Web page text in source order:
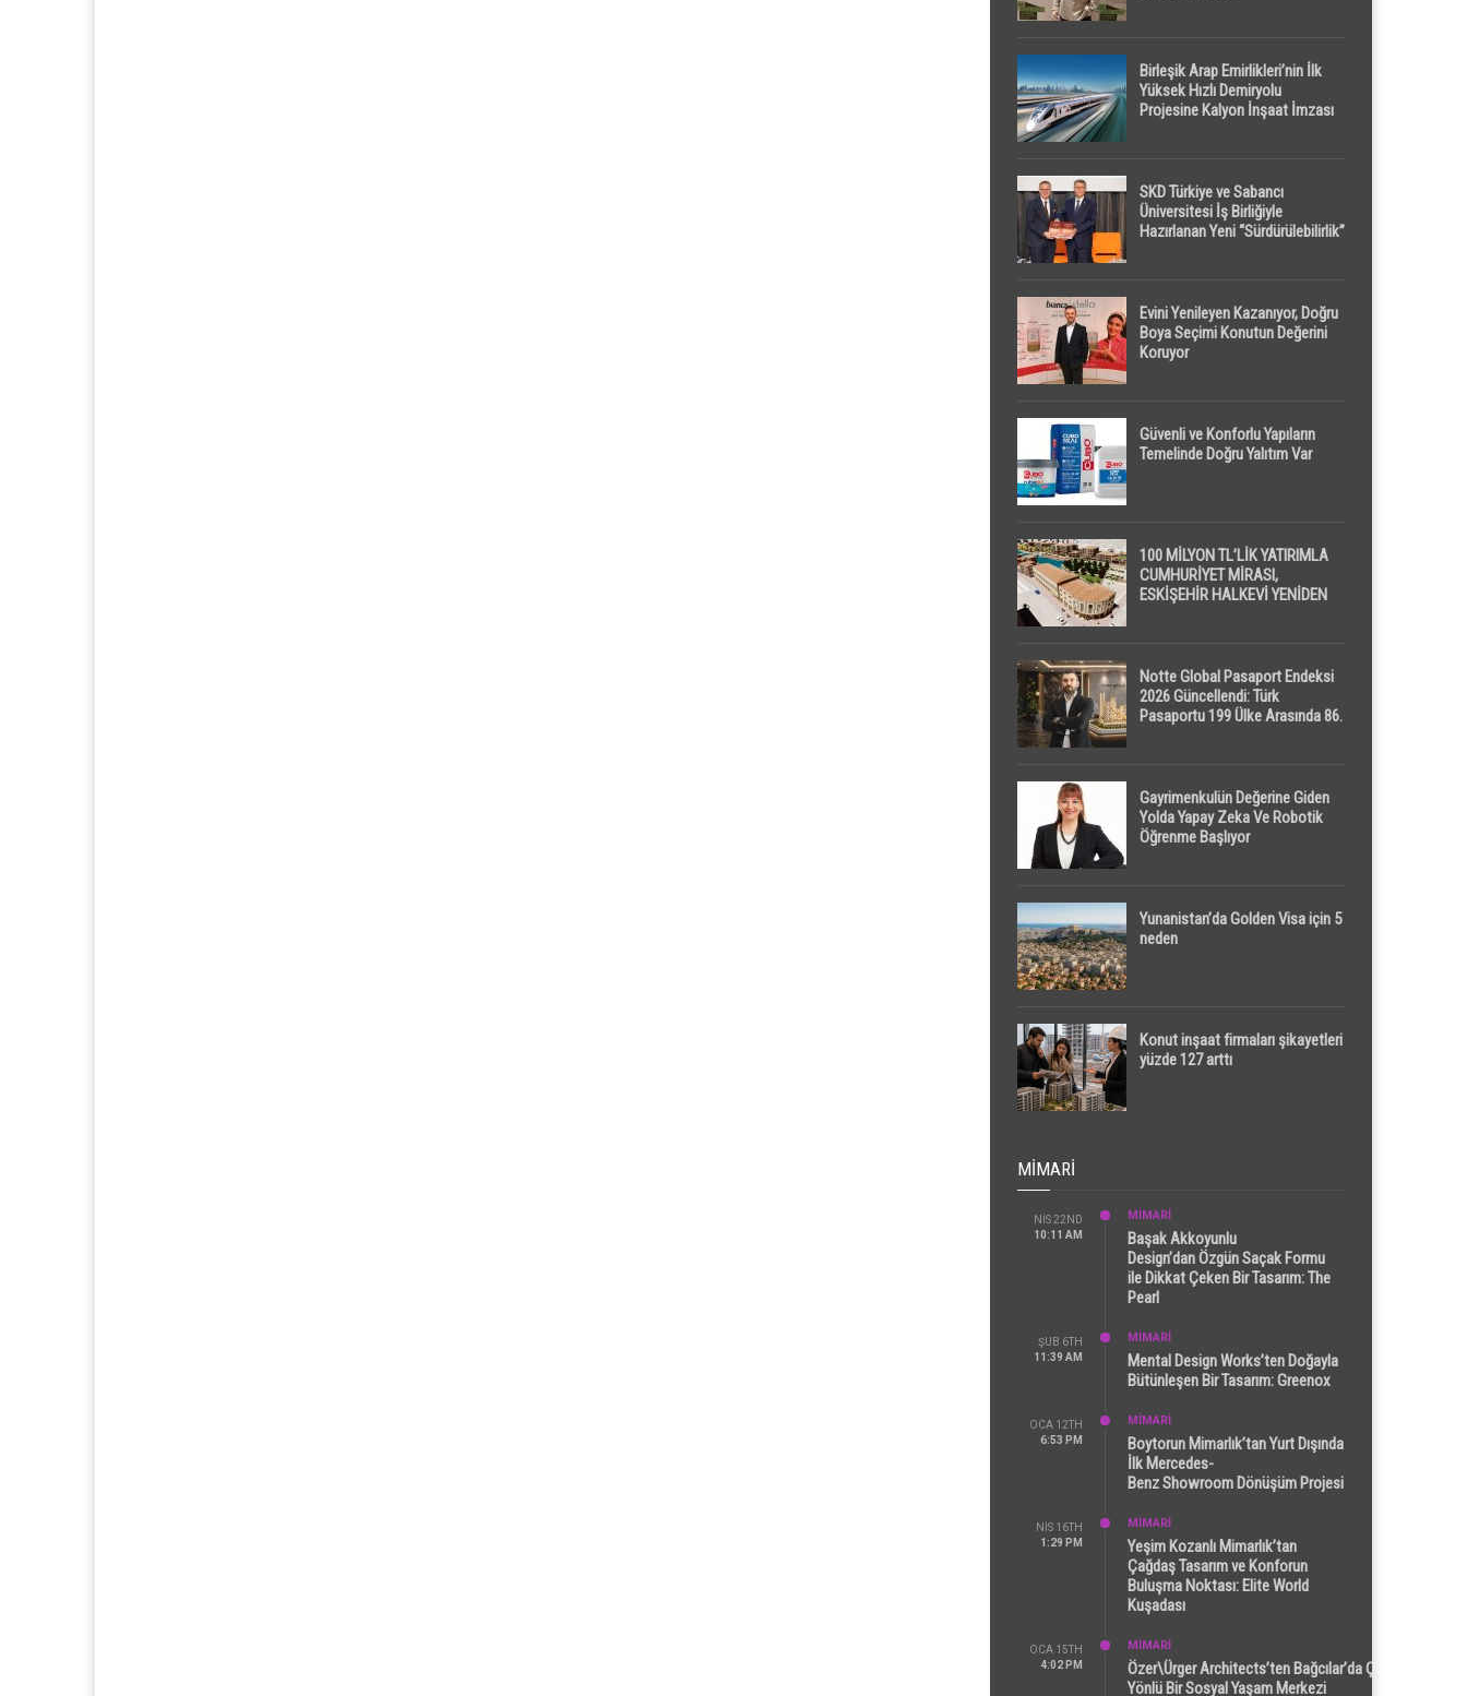
Birleşik Arap Emirlikleri’nin İlk
Yüksek Hızlı Demiryolu
Projesine Kalyon İnşaat İmzası
SKD Türkiye ve Sabancı
Üniversitesi İş Birliğiyle
Hazırlanan Yeni “Sürdürülebilirlik”
Evini Yenileyen Kazanıyor, Doğru
Boya Seçimi Konutun Değerini
Koruyor
Güvenli ve Konforlu Yapıların
Temelinde Doğru Yalıtım Var
100 MİLYON TL’LİK YATIRIMLA
CUMHURİYET MİRASI,
ESKİŞEHİR HALKEVİ YENİDEN
Notte Global Pasaport Endeksi
2026 Güncellendi: Türk
Pasaportu 199 Ülke Arasında 86.
Gayrimenkulün Değerine Giden
Yolda Yapay Zeka Ve Robotik
Öğrenme Başlıyor
Yunanistan’da Golden Visa için 5
neden
Konut inşaat firmaları şikayetleri
yüzde 127 arttı
MIMARI
NIS 22ND
10:11 AM
MİMARİ
Başak Akkoyunlu
Design’dan Özgün Saçak Formu
ile Dikkat Çeken Bir Tasarım: The
Pearl
ŞUB 6TH
11:39 AM
MİMARİ
Mental Design Works’ten Doğayla
Bütünleşen Bir Tasarım: Greenox
OCA 12TH
6:53 PM
MİMARİ
Boytorun Mimarlık’tan Yurt Dışında
İlk Mercedes-
Benz Showroom Dönüşüm Projesi
NIS 16TH
1:29 PM
MİMARİ
Yeşim Kozanlı Mimarlık’tan
Çağdaş Tasarım ve Konforun
Buluşma Noktası: Elite World
Kuşadası
OCA 15TH
4:02 PM
MİMARİ
Özer\Ürger Architects’ten Bağcılar’da Çok
Yönlü Bir Sosyal Yaşam Merkezi